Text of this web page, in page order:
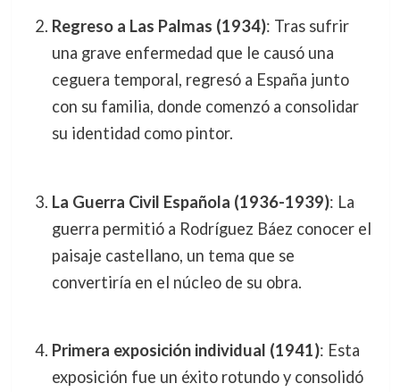
Regreso a Las Palmas (1934): Tras sufrir
una grave enfermedad que le causó una
ceguera temporal, regresó a España junto
con su familia, donde comenzó a consolidar
su identidad como pintor.
La Guerra Civil Española (1936-1939): La
guerra permitió a Rodríguez Báez conocer el
paisaje castellano, un tema que se
convertiría en el núcleo de su obra.
Primera exposición individual (1941): Esta
exposición fue un éxito rotundo y consolidó